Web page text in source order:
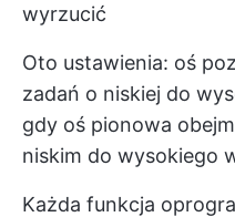
wyrzucić
Oto ustawienia: oś
zadań o niskiej do
gdy oś pionowa
niskim do wysokiego
Każda funkcja